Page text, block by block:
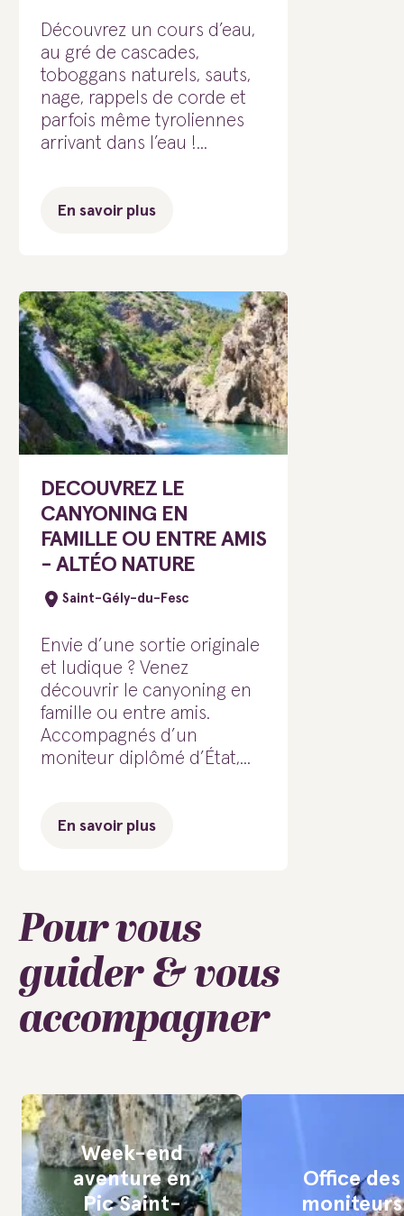
Découvrez un cours d’eau,
au gré de cascades,
toboggans naturels, sauts,
nage, rappels de corde et
parfois même tyroliennes
arrivant dans l’eau !...
En savoir plus
DECOUVREZ LE
CANYONING EN
FAMILLE OU ENTRE AMIS
- ALTÉO NATURE
Saint-Gély-du-Fesc
Envie d’une sortie originale
et ludique ? Venez
découvrir le canyoning en
famille ou entre amis.
Accompagnés d’un
moniteur diplômé d’État,...
En savoir plus
Pour vous
guider & vous
accompagner
Week-end
aventure en
Pic Saint-
Office des
moniteurs